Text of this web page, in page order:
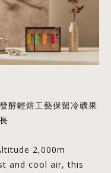
酵輕焙工藝保留冷礦果
2,000m
and cool air, this